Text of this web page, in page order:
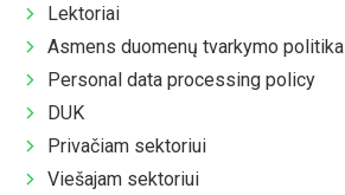
Lektoriai
Asmens duomenų tvarkymo politika
Personal data processing policy
DUK
Privačiam sektoriui
Viešajam sektoriui